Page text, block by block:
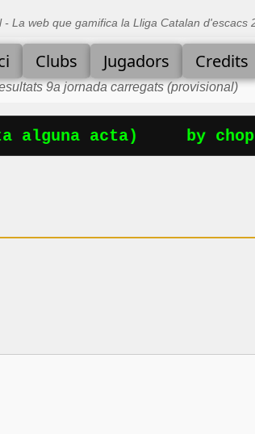
- La web que gamifica la Lliga Catalan d'escacs
Clubs Jugadors Credits
9a jornada carregats (provisional)
alguna acta) by